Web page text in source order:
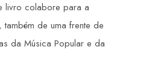
livro colabore para a
de uma frente de
da Música Popular e da